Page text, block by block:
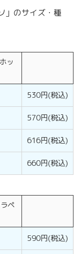
」のサイズ・種
ッ
530円(税込)
570円(税込)
616円(税込)
660円(税込)
ペ
590円(税込)